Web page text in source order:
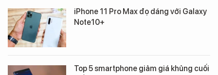
iPhone 11 Pro Max đọ dáng với Galaxy
Note10+
Top 5 smartphone giảm giá khủng cuối